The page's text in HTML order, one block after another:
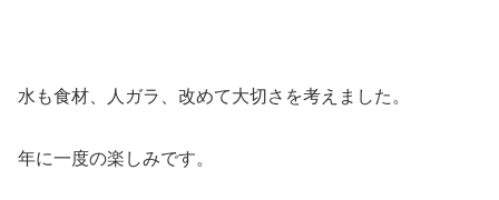
水も食材、人ガラ、改めて大切さを考えました。
年に一度の楽しみです。